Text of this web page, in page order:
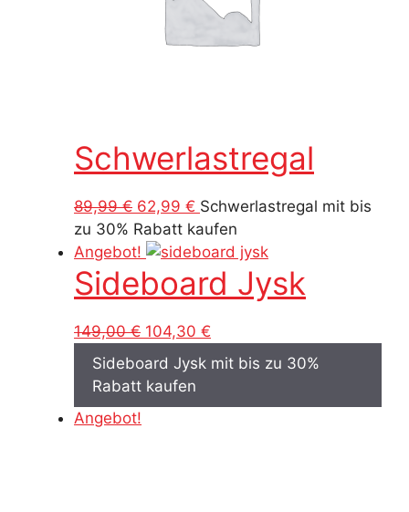
Schwerlastregal
89,99€ Ursprünglicher
Preis
war:
89,99 €
62,99 € Aktueller
Preis
ist:
62,99 €.
Schwerlastregal mit bis
zu 30% Rabatt kaufen
Angebot!
Sideboard Jysk
149,00€ Ursprünglicher
Preis
war:
149,00 €
104,30 €
Preis
Sideboard Jysk mit bis zu 30%
Rabatt kaufen
Angebot!